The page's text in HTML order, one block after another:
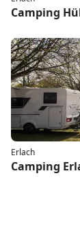
Camping
Erlach
Camping